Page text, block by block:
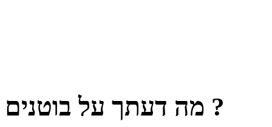
מה דעתך על בוטנים ?